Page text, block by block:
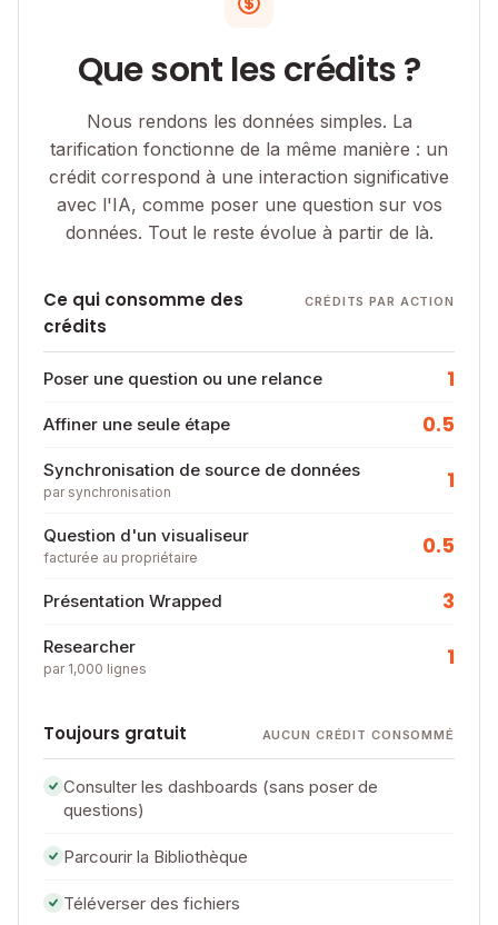
Que sont les crédits ?
Nous rendons les données simples. La
tarification fonctionne de la même manière : un
crédit correspond à une interaction significative
avec l'IA, comme poser une question sur vos
données. Tout le reste évolue à partir de là.
Ce qui consomme des
crédits
CRÉDITS PAR ACTION
Poser une question ou une relance 1
Affiner une seule étape 0.5
Synchronisation de source de données
par synchronisation 1
Question d'un visualiseur
facturée au propriétaire 0.5
Présentation Wrapped 3
Researcher
par 1,000 lignes 1
Toujours gratuit AUCUN CRÉDIT CONSOMMÉ
Consulter les dashboards (sans poser de
questions)
Parcourir la Bibliothèque
Téléverser des fichiers